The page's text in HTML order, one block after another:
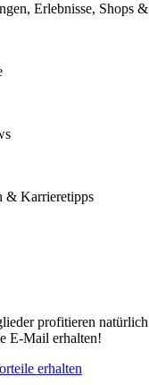
Erlebnisse, Shops
& Karrieretipps
profitieren
E-Mail erhalten!
erhalten